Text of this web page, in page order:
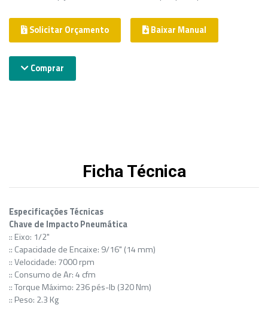
Solicitar Orçamento Baixar Manual
Comprar
Ficha Técnica
Especificações Técnicas
Chave de Impacto Pneumática
:: Eixo: 1/2"
:: Capacidade de Encaixe: 9/16" (14 mm)
:: Velocidade: 7000 rpm
:: Consumo de Ar: 4 cfm
:: Torque Máximo: 236 pés-lb (320 Nm)
:: Peso: 2.3 Kg